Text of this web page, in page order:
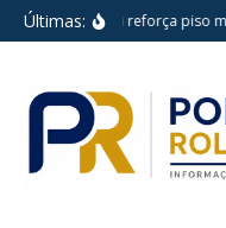
Ir para o conteúdo
Últimas:Nova lei reforça piso